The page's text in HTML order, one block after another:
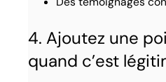
4. Ajoutez une
quand c’est